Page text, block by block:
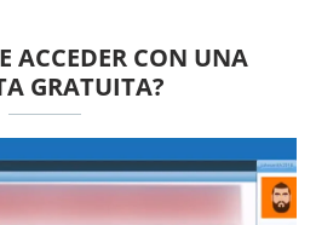
ACCEDER CON UNA
GRATUITA?